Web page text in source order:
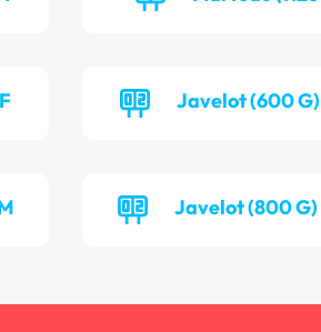
Javelot (600 G)
Javelot (800 G)